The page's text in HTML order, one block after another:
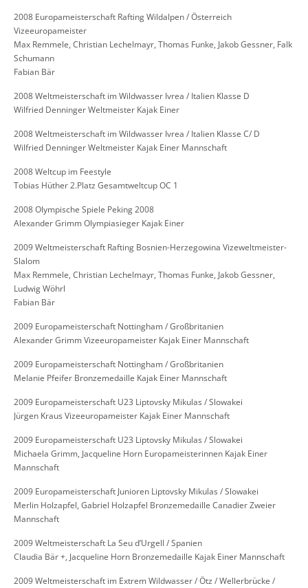
2008 Europameisterschaft Rafting Wildalpen / Österreich
Vizeeuropameister
Max Remmele, Christian Lechelmayr, Thomas Funke, Jakob Gessner, Falk
Schumann
Fabian Bär
2008 Weltmeisterschaft im Wildwasser Ivrea / Italien Klasse D
Wilfried Denninger Weltmeister Kajak Einer
2008 Weltmeisterschaft im Wildwasser Ivrea / Italien Klasse C/ D
Wilfried Denninger Weltmeister Kajak Einer Mannschaft
2008 Weltcup im Feestyle
Tobias Hüther 2.Platz Gesamtweltcup OC 1
2008 Olympische Spiele Peking 2008
Alexander Grimm Olympiasieger Kajak Einer
2009 Weltmeisterschaft Rafting Bosnien-Herzegowina Vizeweltmeister-
Slalom
Max Remmele, Christian Lechelmayr, Thomas Funke, Jakob Gessner,
Ludwig Wöhrl
Fabian Bär
2009 Europameisterschaft Nottingham / Großbritanien
Alexander Grimm Vizeeuropameister Kajak Einer Mannschaft
2009 Europameisterschaft Nottingham / Großbritanien
Melanie Pfeifer Bronzemedaille Kajak Einer Mannschaft
2009 Europameisterschaft U23 Liptovsky Mikulas / Slowakei
Jürgen Kraus Vizeeuropameister Kajak Einer Mannschaft
2009 Europameisterschaft U23 Liptovsky Mikulas / Slowakei
Michaela Grimm, Jacqueline Horn Europameisterinnen Kajak Einer
Mannschaft
2009 Europameisterschaft Junioren Liptovsky Mikulas / Slowakei
Merlin Holzapfel, Gabriel Holzapfel Bronzemedaille Canadier Zweier
Mannschaft
2009 Weltmeisterschaft La Seu d’Urgell / Spanien
Claudia Bär +, Jacqueline Horn Bronzemedaille Kajak Einer Mannschaft
2009 Weltmeisterschaft im Extrem Wildwasser / Ötz / Wellerbrücke /